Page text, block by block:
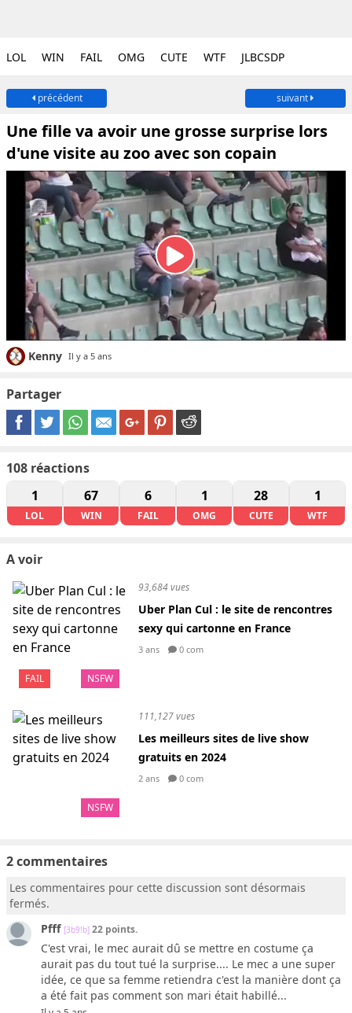
LOL WIN FAIL OMG CUTE WTF JLBCSDP
précédent suivant
Une fille va avoir une grosse surprise lors
d'une visite au zoo avec son copain
Kenny Il y a 5 ans
Partager
108 réactions
1
LOL
67
WIN
6
FAIL
1
OMG
28
CUTE
1
WTF
A voir
FAIL NSFW
93,684 vues
Uber Plan Cul : le site de rencontres
sexy qui cartonne en France
3 ans 0 com
NSFW
111,127 vues
Les meilleurs sites de live show
gratuits en 2024
2 ans 0 com
2 commentaires
Les commentaires pour cette discussion sont désormais
fermés.
Pfff [3b9!b] 22 points.
C'est vrai, le mec aurait dû se mettre en costume ça
aurait pas du tout tué la surprise.... Le mec a une super
idée, ce que sa femme retiendra c'est la manière dont ça
a été fait pas comment son mari était habillé...